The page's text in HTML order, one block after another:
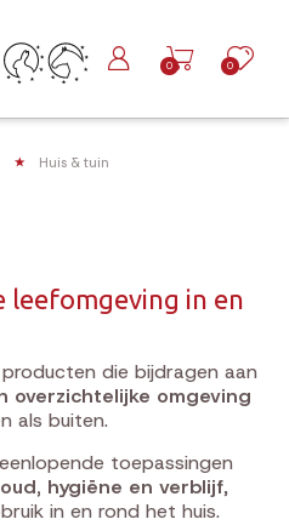
0 0
Huis & tuin
leefomgeving in en
die bijdragen aan
overzichtelijke omgeving
als buiten.
toepassingen
hygiëne en verblijf,
in en rond het huis.